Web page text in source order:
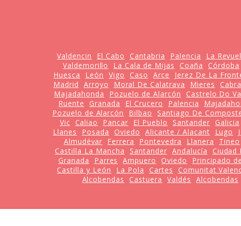
Valdencin El Cabo Cantabria Palencia La
Valdemorillo
La Cala de Mijas Coaña Córdoba
Huesca
León Vigo Caso Arce Jerez De La
Madrid
Arroyo Moral De Calatrava Mieres
Majadahonda
Pozuelo de Alarcón Castrelo Do
Ruente
Granada El Crucero Palencia
Pozuelo de Alarcón
Bilbao Santiago De
Vic
Caliao Pancar El Pueblo Santander Galicia
Llanes
Posada Oviedo Alicante / Alacant Lugo
Almudévar
Ferrera Pontevedra Llanera Tineo
Castilla La Mancha
Santander Andalucía Ciudad
Granada
Parres Ampuero Oviedo Principado
Castilla y León
La Pola Cartes Comunitat
Alcobendas
Castuera Valdés Alcobendas